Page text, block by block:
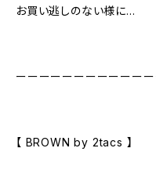
お買い逃しのない様に…
ーーーーーーーーーーー
【 BROWN by 2tacs 】